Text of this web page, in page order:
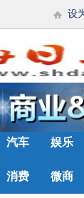
设
汽车 娱乐
消费 微商